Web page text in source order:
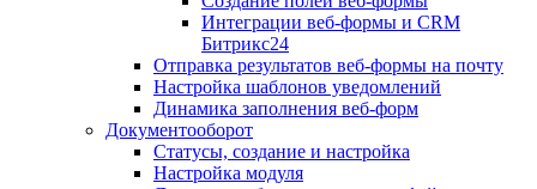
Интеграции веб-формы и CRM
Битрикс24
Отправка результатов веб-формы на почту
Настройка шаблонов уведомлений
Динамика заполнения веб-форм
Документооборот
Статусы, создание и настройка
Настройка модуля